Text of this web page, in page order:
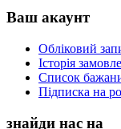
Ваш акаунт
Обліковий
Історія
Список
Підписка на
знайди нас на